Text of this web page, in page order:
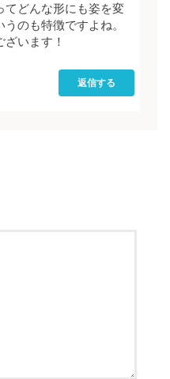
てどんな形にも姿を変
のも特徴ですよね。
います！
返信する